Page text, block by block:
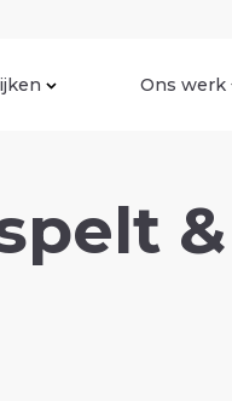
Ons werk
&